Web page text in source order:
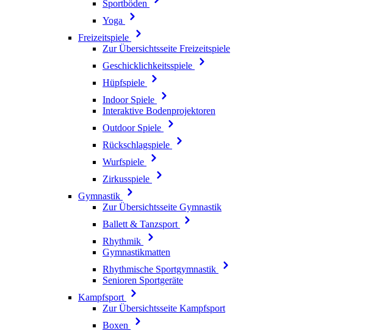
Sportböden
Yoga
Freizeitspiele
Zur Übersichtsseite Freizeitspiele
Geschicklichkeitsspiele
Hüpfspiele
Indoor Spiele
Interaktive Bodenprojektoren
Outdoor Spiele
Rückschlagspiele
Wurfspiele
Zirkusspiele
Gymnastik
Zur Übersichtsseite Gymnastik
Ballett & Tanzsport
Rhythmik
Gymnastikmatten
Rhythmische Sportgymnastik
Senioren Sportgeräte
Kampfsport
Zur Übersichtsseite Kampfsport
Boxen